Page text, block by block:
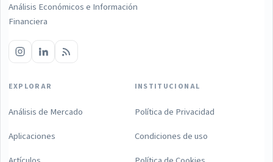
Análisis Económicos e Información
Financiera
EXPLORAR
Análisis de Mercado
Aplicaciones
INSTITUCIONAL
Política de Privacidad
Condiciones de uso